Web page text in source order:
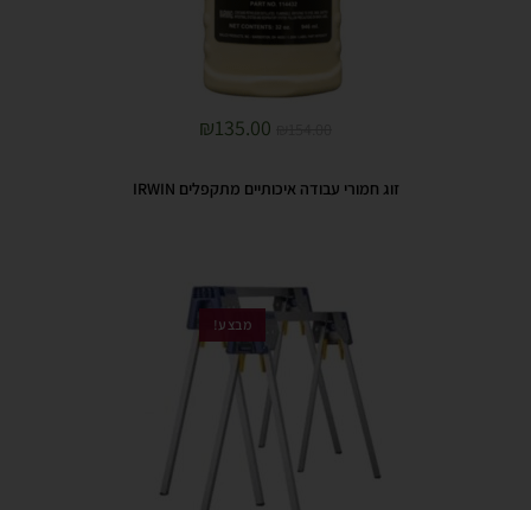
₪135.00
זוג חמורי עבודה איכותיים מתקפלים IRWIN
מבצע!